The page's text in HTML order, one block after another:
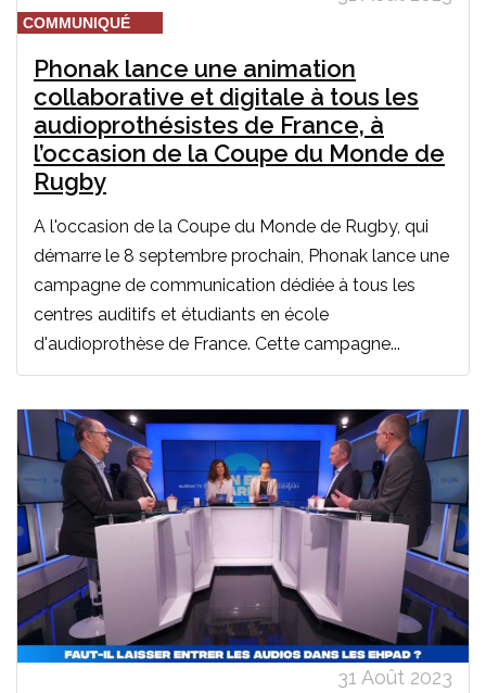
COMMUNIQUÉ
Phonak lance une animation
collaborative et digitale à tous les
audioprothésistes de France, à
l’occasion de la Coupe du Monde de
Rugby
A l'occasion de la Coupe du Monde de Rugby, qui
démarre le 8 septembre prochain, Phonak lance une
campagne de communication dédiée à tous les
centres auditifs et étudiants en école
d'audioprothèse de France. Cette campagne...
31 Août 2023